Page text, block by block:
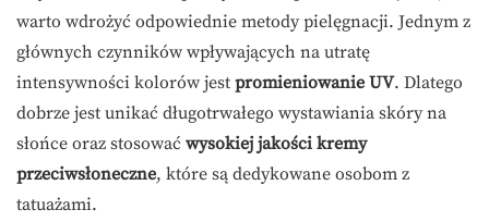
warto wdrożyć odpowiednie metody pielęgnacji. Jednym z
głównych czynników wpływających na utratę
intensywności kolorów jest promieniowanie UV. Dlatego
dobrze jest unikać długotrwałego wystawiania skóry na
słońce oraz stosować wysokiej jakości kremy
przeciwsłoneczne, które są dedykowane osobom z
tatuażami.